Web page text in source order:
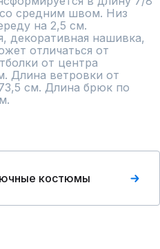
со средним швом. Низ
на 2,5 см.
декоративная нашивка,
отличаться от
от центра
Длина ветровки от
см. Длина брюк по
костюмы